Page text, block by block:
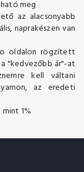
meg
az alacsonyabb
naprakészen van
oldalon rögzített
"kedvezőbb ár"-at
kell váltani
az eredeti
1%